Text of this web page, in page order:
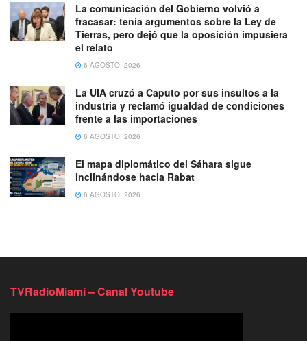
La comunicación del Gobierno volvió a
fracasar: tenía argumentos sobre la Ley de
Tierras, pero dejó que la oposición impusiera
el relato
6 AGOSTO, 2026
La UIA cruzó a Caputo por sus insultos a la
industria y reclamó igualdad de condiciones
frente a las importaciones
6 AGOSTO, 2026
El mapa diplomático del Sáhara sigue
inclinándose hacia Rabat
6 AGOSTO, 2026
TVRadioMiami – Canal Youtube